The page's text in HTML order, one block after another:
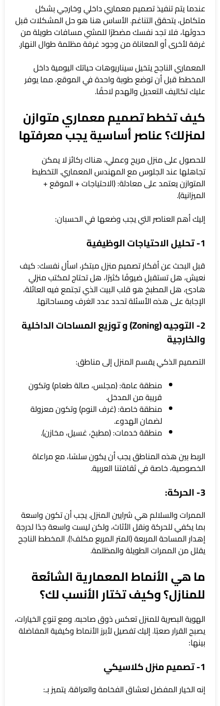
عندما يتم تنفيذ تصميم معماري داخلي وخارجي بشكل
متكامل، يتحقق التناغم. الأساس هنا هو حل المشكلات قبل
حدوثها، فلا تجد نفسك مضطرًا للمشي مسافات طويلة من
غرفة لأخرى أو المعاناة من وجود غرفة مظلمة طوال النهار.
المعماري الناجح يتخيل سيناريوهات حياتك اليومية داخل
المخطط قبل أن توضع طوبة واحدة في الموقع، مما يوفر
عليك تكاليف التعديل والهدم لاحقًا.
كيف تخطط تصميم معماري متوازن
لمنزلك؟ عناصر أساسية يجب معرفتها
للحصول على منزل مريح وعملي، هناك ركائز لا يمكن
تجاهلها عند الجلوس مع المهندس المعماري. التخطيط
المتوازن يعتمد على معادلة: (الاحتياجات + الموقع +
الميزانية).
إليك أهم العناصر التي يجب وضعها في الحسبان:
1- تحليل الاحتياجات الوظيفية
قبل البحث عن أفكار تصميم منزل مبتكر، اسأل نفسك: كيف
نعيش، هل تستقبل ضيوفًا كثيرًا، هل تحتاج لمكتب منزلي
هادئ، هل المطبخ هو قلب البيت الذي تجتمع فيه العائلة،
الإجابة على هذه الأسئلة تحدد عدد الغرف ومساحاتها.
2- التوجيه (Zoning) و توزيع المساحات الداخلية
والخارجية
التصميم الذكي يقسم المنزل إلى مناطق:
منطقة عامة: (مجلس، صالة طعام) وتكون
قريبة من المدخل.
منطقة خاصة: (غرف النوم) وتكون معزولة
لضمان الهدوء.
منطقة خدمات: (مطبخ، غسيل، مخازن).
الربط بين هذه المناطق يجب أن يكون سلسًا، مع مراعاة
الخصوصية، خاصة في ثقافتنا العربية.
3- الحركة:
الممرات والسلالم هي شرايين المنزل. يجب أن تكون واسعة
بما يكفي للحركة ونقل الأثاث، ولكن ليست واسعة جدًا لدرجة
إهدار المساحة المربعة (المتر المربع مكلف!). المخطط الناجح
يقلل من الممرات الطويلة والمظلمة.
ما هي الأنماط المعمارية الشائعة
للمنازل؟ وكيف تختار الأنسب لك؟
الهوية البصرية للمنزل تعكس ذوق صاحبه. ومع تنوع الخيارات،
يصبح القرار صعبًا. إليك تفصيل لأبرز الأنماط وكيفية المفاضلة
بينها:
1- تصميم منزل كلاسيكي
إنه الخيار المفضل لعشاق الفخامة والعراقة. يتميز بـ: